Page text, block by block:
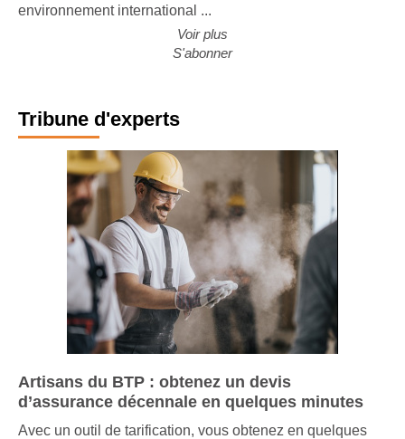
environnement international ...
Voir plus
S'abonner
Tribune d'experts
Artisans du BTP : obtenez un devis
d’assurance décennale en quelques minutes
Avec un outil de tarification, vous obtenez en quelques